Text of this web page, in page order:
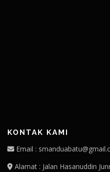
KONTAK KAMI
Email :
Alamat : Jalan Hasanuddin